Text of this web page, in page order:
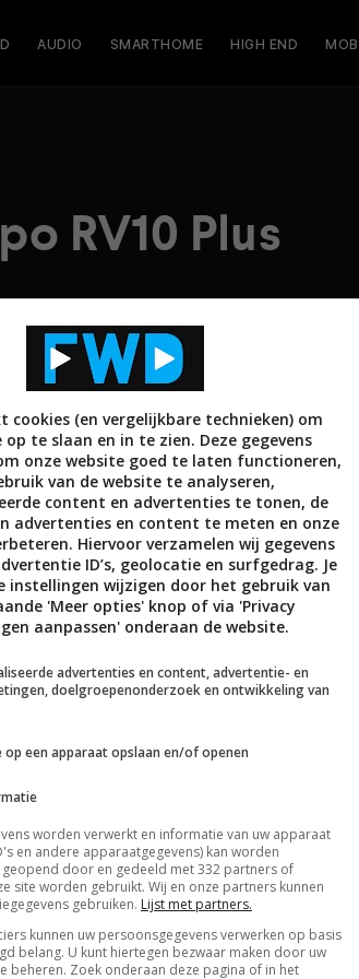
AUDIO SMARTHOME HIGH END
RV10 Plus
updates in je mailbox
cookies (en vergelijkbare technieken) om
te slaan en in te zien. Deze gegevens
onze website goed te laten functioneren,
van de website te analyseren,
content en advertenties te tonen, de
advertenties en content te meten en onze
Hiervoor verzamelen wij gegevens
ID’s, geolocatie en surfgedrag. Je
instellingen wijzigen door het gebruik van
'Meer opties' knop of via 'Privacy
aanpassen' onderaan de website.
advertenties en content, advertentie- en
doelgroepenonderzoek en ontwikkeling van
een apparaat opslaan en/of openen
worden verwerkt en informatie van uw apparaat
en andere apparaatgegevens) kan worden
door en gedeeld met 332 partners of
site worden gebruikt. Wij en onze partners kunnen
gebruiken. Lijst met partners.
kunnen uw persoonsgegevens verwerken op basis
belang. U kunt hiertegen bezwaar maken door uw
beheren. Zoek onderaan deze pagina of in het